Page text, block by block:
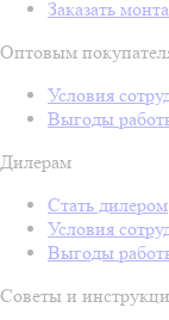
Заказать
Оптовым
Условия
Выгоды
Дилерам
Стать дилером
Условия
Выгоды
Советы и